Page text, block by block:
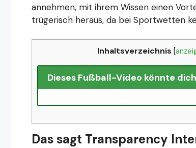
annehmen, mit ihrem Wissen einen
trügerisch heraus, da bei Sportwetten
Inhaltsverzeichnis
Dieses Fußball-Video könnte
Das sagt Transparency